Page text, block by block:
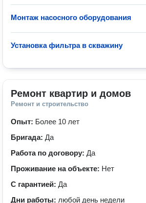
Монтаж насосного оборудования
Установка фильтра в скважину
Ремонт квартир и домов
Ремонт и строительство
Опыт: Более 10 лет
Бригада: Да
Работа по договору: Да
Проживание на объекте: Нет
С гарантией: Да
Дни работы: любой день недели